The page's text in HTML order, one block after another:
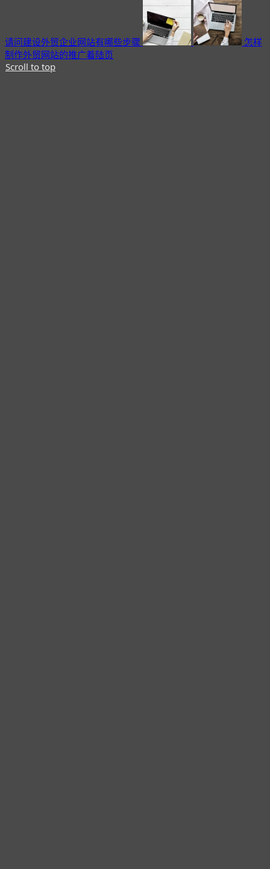
请问建设外贸企业网站有哪些步骤
怎样
制作外贸网站的推广着陆页
Scroll to top